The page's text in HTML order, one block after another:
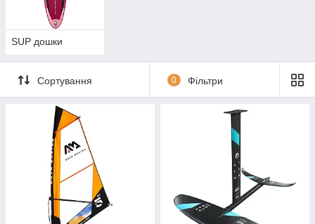
SUP дошки
Сортування 0 Фільтри